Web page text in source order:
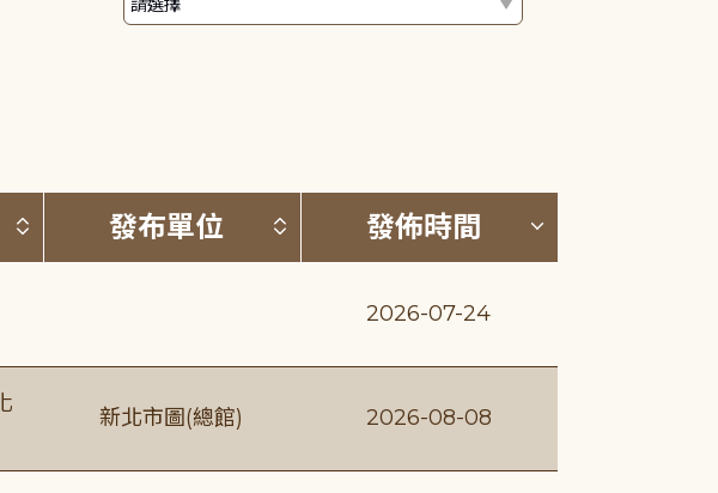
按標題排序 (升降冪)
發布單位 按發布單位排序 (升降冪)
發佈時間 按發佈時間
2026-07-24
新北市圖(總館) 2026-08-08